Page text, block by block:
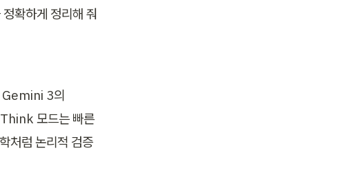
확하게 정리해 줘
Gemini 3의
모드는 빠른
처럼 논리적 검증